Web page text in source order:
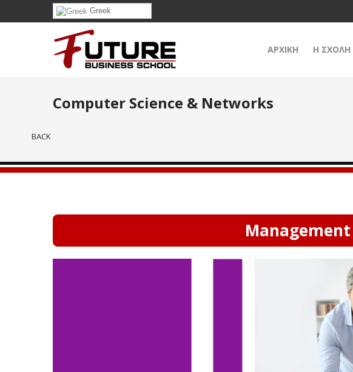
Greek
ΑΡΧΙΚΗ Η
Computer Science & Networks
BACK
Management